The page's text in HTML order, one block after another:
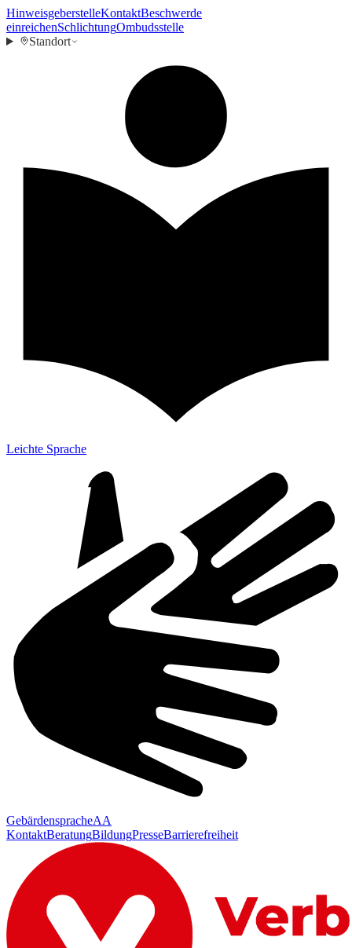
HinweisgeberstelleKontaktBeschwerde
einreichenSchlichtungOmbudsstelle
Standort
Leichte Sprache
GebärdenspracheAA
KontaktBeratungBildungPresseBarrierefreiheit